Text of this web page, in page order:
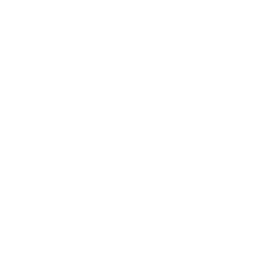
Anfrage & Reservierung notwendig, leichte
vegetarische Gerichte: gegen
Uhr, mit Terrasse, Raucherbereich,